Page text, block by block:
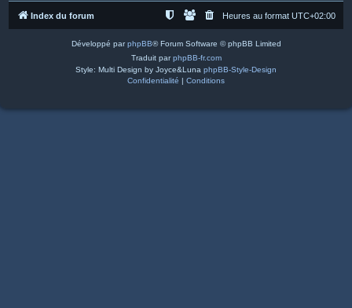
Index du forum Heures au format UTC+02:00
Développé parphpBB® Forum Software © phpBB Limited
Traduit parphpBB-fr.com
Style: Multi Design by Joyce&Luna phpBB-Style-Design
Confidentialité | Conditions